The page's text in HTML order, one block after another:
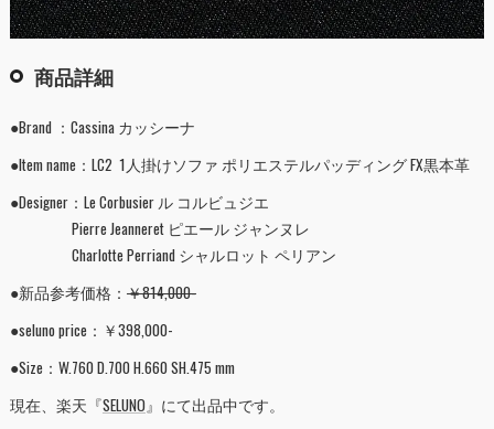
商品詳細
●Brand ：Cassina カッシーナ
●Item name：LC2 1人掛けソファ ポリエステルパッディング FX黒本革
●Designer：Le Corbusier ル コルビュジエ
Pierre Jeanneret ピエール ジャンヌレ
Charlotte Perriand シャルロット ペリアン
●新品参考価格： ￥814,000-
●seluno price：￥398,000-
●Size：W.760 D.700 H.660 SH.475 mm
現在、楽天『SELUNO』にて出品中です。